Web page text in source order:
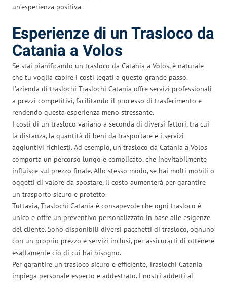
un’esperienza positiva.
Esperienze di un Trasloco da
Catania a Volos
Se stai pianificando un trasloco da Catania a Volos, è naturale
che tu voglia capire i costi legati a questo grande passo.
L’azienda di traslochi Traslochi Catania offre servizi professionali
a prezzi competitivi, facilitando il processo di trasferimento e
rendendo questa esperienza meno stressante.
I costi di un trasloco variano a seconda di diversi fattori, tra cui
la distanza, la quantità di beni da trasportare e i servizi
aggiuntivi richiesti. Ad esempio, un trasloco da Catania a Volos
comporta un percorso lungo e complicato, che inevitabilmente
influisce sul prezzo finale. Allo stesso modo, se hai molti mobili o
oggetti di valore da spostare, il costo aumenterà per garantire
un trasporto sicuro e protetto.
Tuttavia, Traslochi Catania è consapevole che ogni trasloco è
unico e offre un preventivo personalizzato in base alle esigenze
del cliente. Sono disponibili diversi pacchetti di trasloco, ognuno
con un proprio prezzo e servizi inclusi, per assicurarti di ottenere
esattamente ciò di cui hai bisogno.
Per garantire un trasloco sicuro e efficiente, Traslochi Catania
impiega personale esperto e addestrato. I nostri addetti al